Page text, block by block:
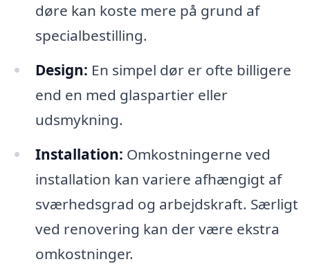
døre kan koste mere på grund af
specialbestilling.
Design: En simpel dør er ofte billigere
end en med glaspartier eller
udsmykning.
Installation: Omkostningerne ved
installation kan variere afhængigt af
sværhedsgrad og arbejdskraft. Særligt
ved renovering kan der være ekstra
omkostninger.